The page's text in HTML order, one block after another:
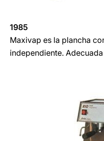
1985
Maxivap es la plancha
independiente.